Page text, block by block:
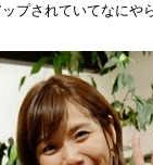
プされていてなにや